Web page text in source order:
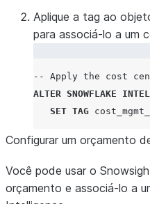
Aplique a tag ao
para associá-lo a um
-- Apply the cost
ALTER SNOWFLAKE
SET TAG
Configurar um orçamento
Você pode usar o
orçamento e associá-lo a